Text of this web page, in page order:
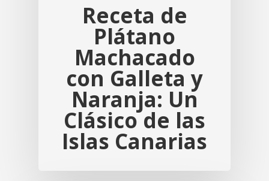
Receta de
Plátano
Machacado
con Galleta y
Naranja: Un
Clásico de las
Islas Canarias